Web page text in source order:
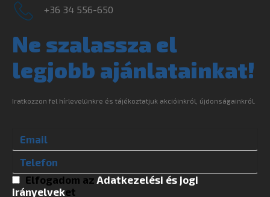
+36 34 556-650
Ne szalassza el
legjobb ajánlatainkat!
Iratkozzon fel hírlevelünkre és tájékoztatjuk akcióinkról, újdonságainkról.
Elfogadom az Adatkezelési és jogi
irányelveket